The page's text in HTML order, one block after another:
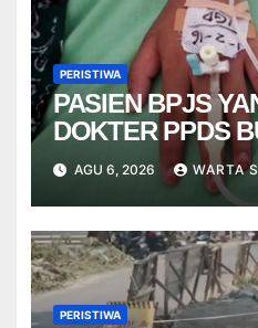
PERISTIWA
PASIEN BPJS
DOKTER PPDS
RSUP DR.
AGU 6, 2026 WARTA
PERISTIWA